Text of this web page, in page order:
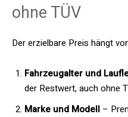
ohne TÜV
Der erzielbare Preis hängt
Fahrzeugalter und
der Restwert, auch ohne
Marke und Modell –